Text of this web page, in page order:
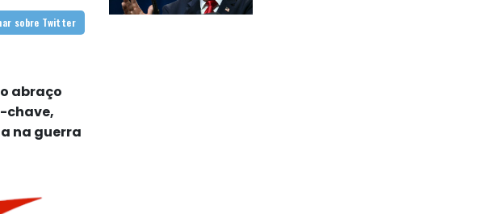
sobre Twitter
abraço
chave,
na guerra